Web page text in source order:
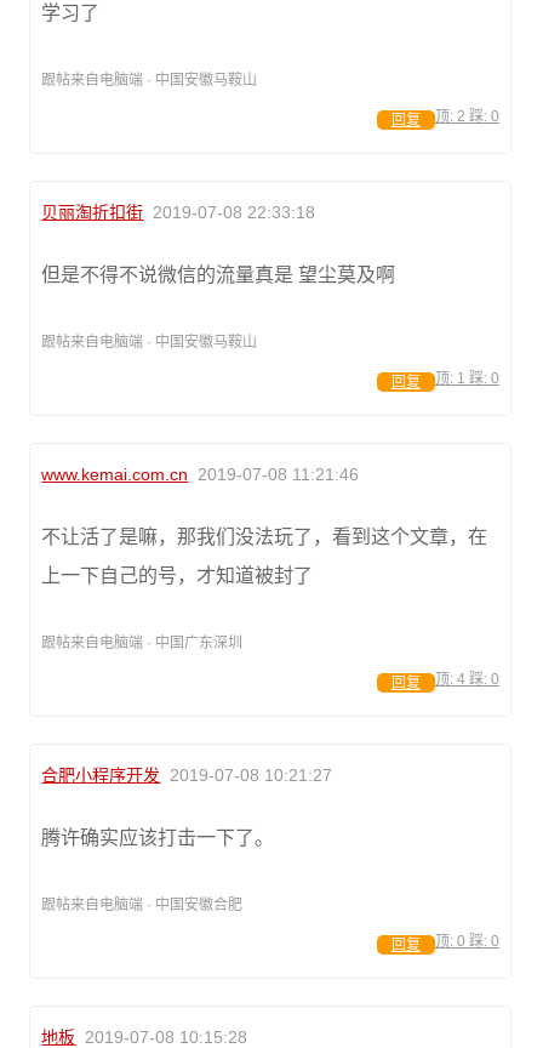
学习了
跟帖来自电脑端 · 中国安徽马鞍山
顶: 2 踩: 0
回复
贝丽淘折扣街 2019-07-08 22:33:18
但是不得不说微信的流量真是 望尘莫及啊
跟帖来自电脑端 · 中国安徽马鞍山
顶: 1 踩: 0
回复
www.kemai.com.cn 2019-07-08 11:21:46
不让活了是嘛，那我们没法玩了，看到这个文章，在
上一下自己的号，才知道被封了
跟帖来自电脑端 · 中国广东深圳
顶: 4 踩: 0
回复
合肥小程序开发 2019-07-08 10:21:27
腾许确实应该打击一下了。
跟帖来自电脑端 · 中国安徽合肥
顶: 0 踩: 0
回复
地板 2019-07-08 10:15:28